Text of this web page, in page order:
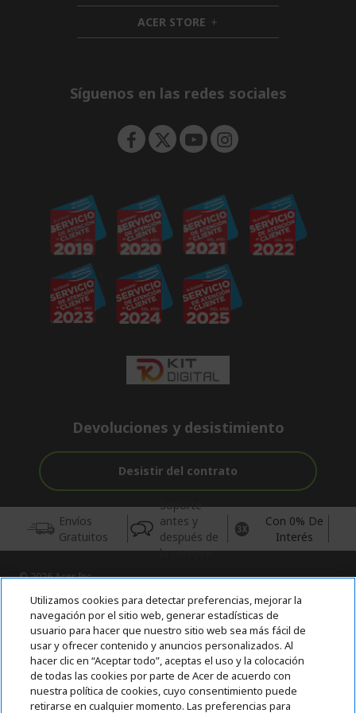
n
d
e
n
i
d
d
ACER STORE h
i
e
Síguenos en las redes sociales
Devoluciones y desistimiento
Desistir del contrato
Envíos
Gratuitos
Soporte
antes y
después de
la compra
Con 0% De
Interés
© 2026 Acer Inc.
CPYou BV es el vendedor y distribuidor autorizado de los
productos y servicios ofrecidos en esta tienda.
Incluida la aportación para la gestión de RAEES, según RD.
110/2015, inscrita en el RII-AEE Nº 7573; de pilas y baterías, según
RD. 106/2008, inscrita en el RII-PYA Nº 2180. Adherida a los
sistemas integrales de gestión de ecopilas y ecoembes.
Utilizamos cookies para detectar preferencias, mejorar la
navegación por el sitio web, generar estadísticas de
usuario para hacer que nuestro sitio web sea más fácil de
usar y ofrecer contenido y anuncios personalizados. Al
hacer clic en “Aceptar todo”, aceptas el uso y la colocación
de todas las cookies por parte de Acer de acuerdo con
nuestra política de cookies, cuyo consentimiento puede
retirarse en cualquier momento. Las preferencias para